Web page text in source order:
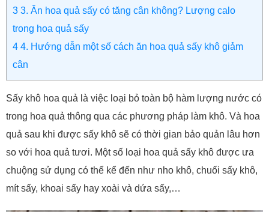
3 3. Ăn hoa quả sấy có tăng cân không? Lượng calo
trong hoa quả sấy
4 4. Hướng dẫn một số cách ăn hoa quả sấy khô giảm
cân
Sấy khô hoa quả là việc loại bỏ toàn bộ hàm lượng nước có
trong hoa quả thông qua các phương pháp làm khô. Và hoa
quả sau khi được sấy khô sẽ có thời gian bảo quản lâu hơn
so với hoa quả tươi. Một số loại hoa quả sấy khô được ưa
chuộng sử dụng có thể kể đến như nho khô, chuối sấy khô,
mít sấy, khoai sấy hay xoài và dứa sấy,…